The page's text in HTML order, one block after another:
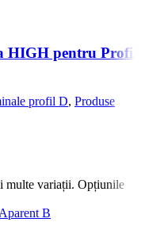
HIGH pentru Profil
profil D, Produse
multe variații. Opțiunile